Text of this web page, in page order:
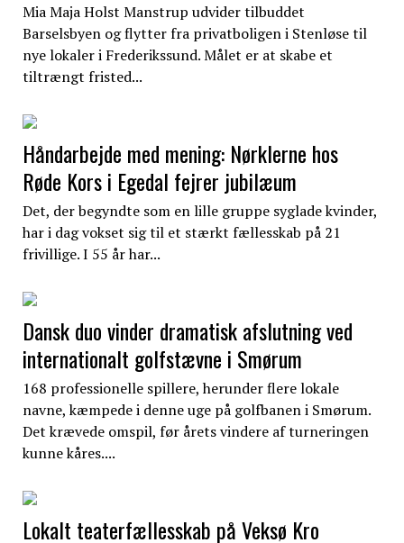
Mia Maja Holst Manstrup udvider tilbuddet
Barselsbyen og flytter fra privatboligen i Stenløse til
nye lokaler i Frederikssund. Målet er at skabe et
tiltrængt fristed...
Håndarbejde med mening: Nørklerne hos
Røde Kors i Egedal fejrer jubilæum
Det, der begyndte som en lille gruppe syglade kvinder,
har i dag vokset sig til et stærkt fællesskab på 21
frivillige. I 55 år har...
Dansk duo vinder dramatisk afslutning ved
internationalt golfstævne i Smørum
168 professionelle spillere, herunder flere lokale
navne, kæmpede i denne uge på golfbanen i Smørum.
Det krævede omspil, før årets vindere af turneringen
kunne kåres....
Lokalt teaterfællesskab på Veksø Kro